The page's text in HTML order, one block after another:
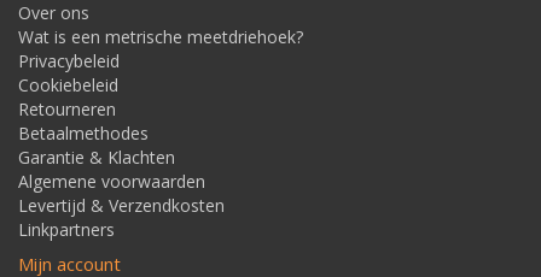
Over ons
Wat is een metrische meetdriehoek?
Privacybeleid
Cookiebeleid
Retourneren
Betaalmethodes
Garantie & Klachten
Algemene voorwaarden
Levertijd & Verzendkosten
Linkpartners
Mijn account